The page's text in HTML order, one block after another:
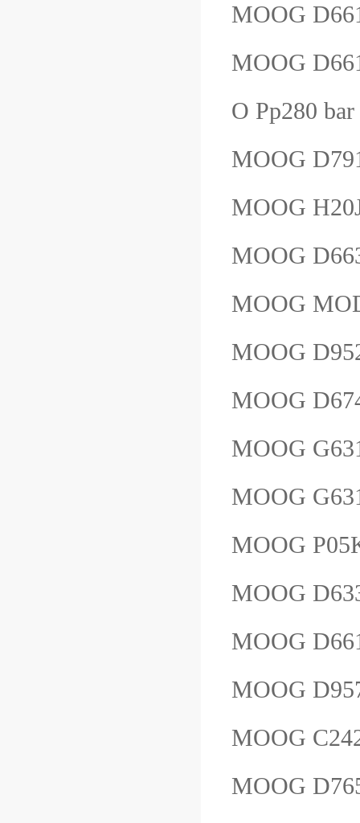
MOOG
MOOG
O Pp280
MOOG
MOOG
MOOG
MOOG
MOOG
MOOG
MOOG
MOOG
MOOG
MOOG
MOOG
MOOG
MOOG
MOOG